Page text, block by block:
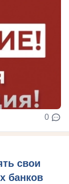
0
свои
банков